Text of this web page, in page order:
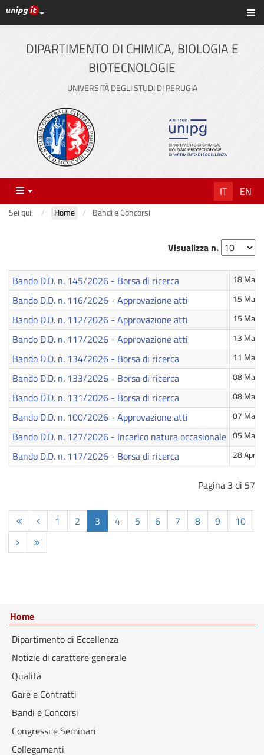
Vai
al
contenuto
principale
Link ai principali servizi web di Ateneo
DIPARTIMENTO DI CHIMICA, BIOLOGIA E
BIOTECNOLOGIE
UNIVERSITÀ DEGLI STUDI DI PERUGIA
Menu IT EN
Sei qui: Home Bandi e Concorsi
Visualizza n.
Bando D.D. n. 145/2026 - Borsa di ricerca 18
Bando D.D. n. 116/2026 - Approvazione atti 15
Bando D.D. n. 112/2026 - Approvazione atti 15
Bando D.D. n. 117/2026 - Approvazione atti 13
Bando D.D. n. 134/2026 - Borsa di ricerca 11
Bando D.D. n. 133/2026 - Borsa di ricerca 08
Bando D.D. n. 131/2026 - Borsa di ricerca 08
Bando D.D. n. 100/2026 - Approvazione atti 07
Bando D.D. n. 127/2026 - Incarico natura occasionale 05
Bando D.D. n. 117/2026 - Borsa di ricerca 28
Pagina 3 di 57
1 2 3 4 5 6 7 8 9 10
Home
Dipartimento di Eccellenza
Notizie di carattere generale
Qualità
Gare e Contratti
Bandi e Concorsi
Congressi e Seminari
Collegamenti